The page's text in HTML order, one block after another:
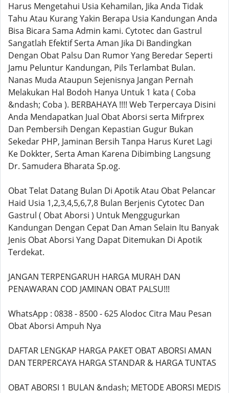
Harus Mengetahui Usia Kehamilan, Jika Anda Tidak
Tahu Atau Kurang Yakin Berapa Usia Kandungan Anda
Bisa Bicara Sama Admin kami. Cytotec dan Gastrul
Sangatlah Efektif Serta Aman Jika Di Bandingkan
Dengan Obat Palsu Dan Rumor Yang Beredar Seperti
Jamu Peluntur Kandungan, Pils Terlambat Bulan.
Nanas Muda Ataupun Sejenisnya Jangan Pernah
Melakukan Hal Bodoh Hanya Untuk 1 kata ( Coba
&ndash; Coba ). BERBAHAYA !!!! Web Terpercaya Disini
Anda Mendapatkan Jual Obat Aborsi serta Mifrprex
Dan Pembersih Dengan Kepastian Gugur Bukan
Sekedar PHP, Jaminan Bersih Tanpa Harus Kuret Lagi
Ke Dokkter, Serta Aman Karena Dibimbing Langsung
Dr. Samudera Bharata Sp.og.
Obat Telat Datang Bulan Di Apotik Atau Obat Pelancar
Haid Usia 1,2,3,4,5,6,7,8 Bulan Berjenis Cytotec Dan
Gastrul ( Obat Aborsi ) Untuk Menggugurkan
Kandungan Dengan Cepat Dan Aman Selain Itu Banyak
Jenis Obat Aborsi Yang Dapat Ditemukan Di Apotik
Terdekat.
JANGAN TERPENGARUH HARGA MURAH DAN
PENAWARAN COD JAMINAN OBAT PALSU!!!
WhatsApp : 0838 - 8500 - 625 Alodoc Citra Mau Pesan
Obat Aborsi Ampuh Nya
DAFTAR LENGKAP HARGA PAKET OBAT ABORSI AMAN
DAN TERPERCAYA HARGA STANDAR & HARGA TUNTAS
OBAT ABORSI 1 BULAN &ndash; METODE ABORSI MEDIS